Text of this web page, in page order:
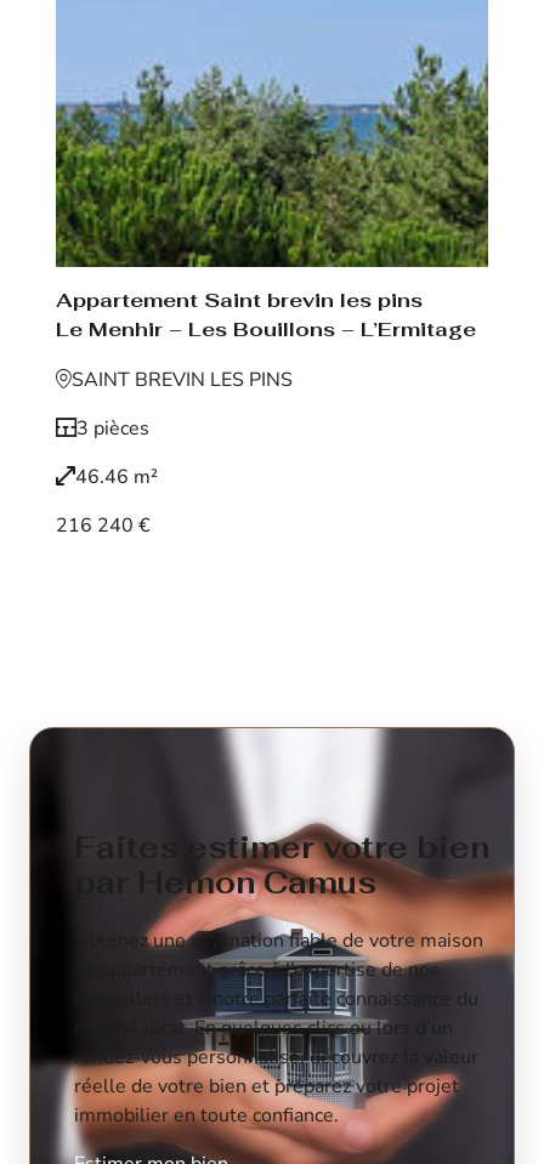
Appartement Saint brevin les pins
Le Menhir – Les Bouillons – L’Ermitage
SAINT BREVIN LES PINS
3 pièces
46.46 m²
216 240 €
Faites estimer votre bien
par Hemon Camus
Obtenez une estimation fiable de votre maison
ou appartement grâce à l’expertise de nos
conseillers et à notre parfaite connaissance du
marché local. En quelques clics ou lors d’un
rendez-vous personnalisé, découvrez la valeur
réelle de votre bien et préparez votre projet
immobilier en toute confiance.